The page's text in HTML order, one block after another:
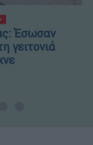
Έσωσαν
γειτονιά